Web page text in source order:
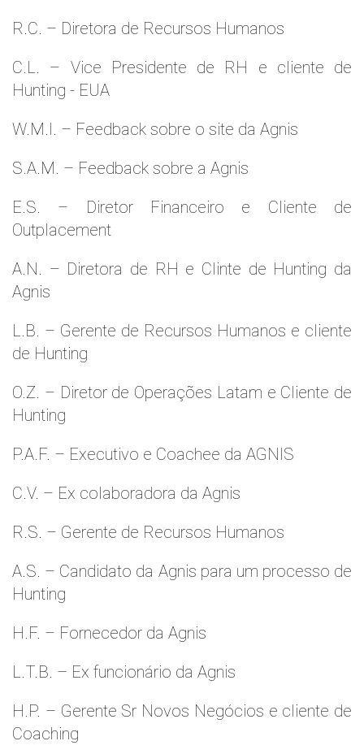
R.C. – Diretora de Recursos Humanos
C.L. – Vice Presidente de RH e cliente de
Hunting - EUA
W.M.l. – Feedback sobre o site da Agnis
S.A.M. – Feedback sobre a Agnis
E.S. – Diretor Financeiro e Cliente de
Outplacement
A.N. – Diretora de RH e Clinte de Hunting da
Agnis
L.B. – Gerente de Recursos Humanos e cliente
de Hunting
O.Z. – Diretor de Operações Latam e Cliente de
Hunting
P.A.F. – Executivo e Coachee da AGNIS
C.V. – Ex colaboradora da Agnis
R.S. – Gerente de Recursos Humanos
A.S. – Candidato da Agnis para um processo de
Hunting
H.F. – Fornecedor da Agnis
L.T.B. – Ex funcionário da Agnis
H.P. – Gerente Sr Novos Negócios e cliente de
Coaching